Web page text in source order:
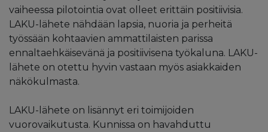
vaiheessa pilotointia ovat olleet erittäin positiivisia.
LAKU-lähete nähdään lapsia, nuoria ja perheitä
työssään kohtaavien ammattilaisten parissa
ennaltaehkäisevänä ja positiivisena työkaluna. LAKU-
lähete on otettu hyvin vastaan myös asiakkaiden
näkökulmasta.
LAKU-lähete on lisännyt eri toimijoiden
vuorovaikutusta. Kunnissa on havahduttu